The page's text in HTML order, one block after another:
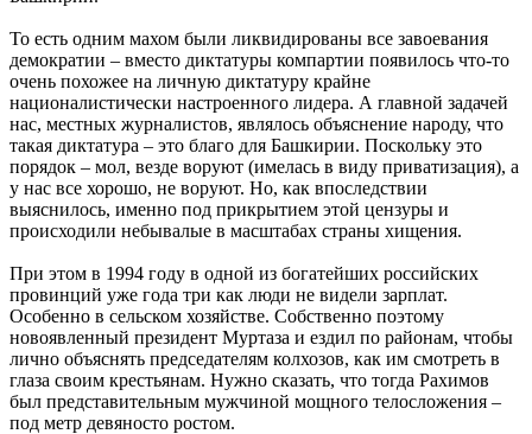
То есть одним махом были ликвидированы все завоевания
демократии – вместо диктатуры компартии появилось что-то
очень похожее на личную диктатуру крайне
националистически настроенного лидера. А главной задачей
нас, местных журналистов, являлось объяснение народу, что
такая диктатура – это благо для Башкирии. Поскольку это
порядок – мол, везде воруют (имелась в виду приватизация), а
у нас все хорошо, не воруют. Но, как впоследствии
выяснилось, именно под прикрытием этой цензуры и
происходили небывалые в масштабах страны хищения.
При этом в 1994 году в одной из богатейших российских
провинций уже года три как люди не видели зарплат.
Особенно в сельском хозяйстве. Собственно поэтому
новоявленный президент Муртаза и ездил по районам, чтобы
лично объяснять председателям колхозов, как им смотреть в
глаза своим крестьянам. Нужно сказать, что тогда Рахимов
был представительным мужчиной мощного телосложения –
под метр девяносто ростом.